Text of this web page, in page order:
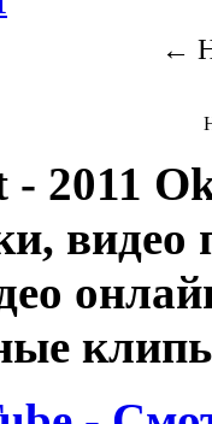
←
2011
видео